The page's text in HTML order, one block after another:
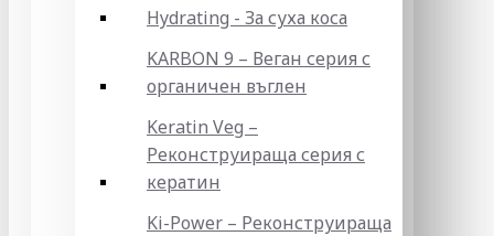
Hydrating - За суха коса
KARBON 9 – Веган серия с
органичен въглен
Keratin Veg –
Реконструираща серия с
кератин
Ki-Power – Реконструираща